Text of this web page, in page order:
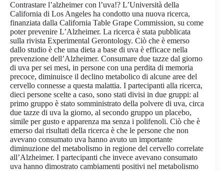
Contrastare l’alzheimer con l’uva!? L’Università della
California di Los Angeles ha condotto una nuova ricerca,
finanziata dalla California Table Grape Commission, su come
poter prevenire L’Alzheimer. La ricerca è stata pubblicata
sulla rivista Experimental Gerontology. Ciò che è emerso
dallo studio è che una dieta a base di uva è efficace nella
prevenzione dell’Alzheimer. Consumare due tazze dal giorno
di uva per sei mesi, in persone con una perdita di memoria
precoce, diminuisce il declino metabolico di alcune aree del
cervello connesse a questa malattia. I partecipanti alla ricerca,
dieci persone scelte a caso, sono stati divisi in due gruppi: al
primo gruppo è stato somministrato della polvere di uva, circa
due tazze di uva la giorno, al secondo gruppo un placebo,
simile per gusto e apparenza ma senza i polifenoli. Ciò che è
emerso dai risultati della ricerca è che le persone che non
avevano consumato uva hanno avuto un importante
diminuzione del metabolismo in regione del cervello correlate
all’Alzheimer. I partecipanti che invece avevano consumato
uva hanno dimostrato cambiamenti positivi nel metabolismo